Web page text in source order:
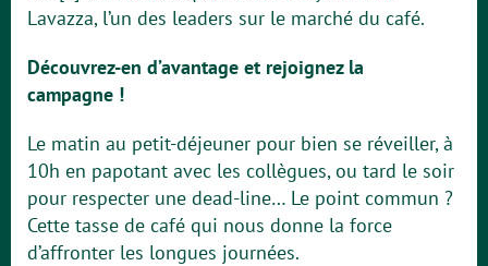
Lavazza, l’un des leaders sur le marché du café.
Découvrez-en d’avantage et rejoignez la
campagne !
Le matin au petit-déjeuner pour bien se réveiller, à
10h en papotant avec les collègues, ou tard le soir
pour respecter une dead-line… Le point commun ?
Cette tasse de café qui nous donne la force
d’affronter les longues journées.